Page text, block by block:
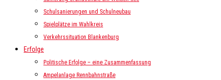
Schulsanierungen und Schulneubau
Spielplätze im Wahlkreis
Verkehrssituation Blankenburg
Erfolge
Politische Erfolge – eine Zusammenfassung
Ampelanlage Rennbahnstraße